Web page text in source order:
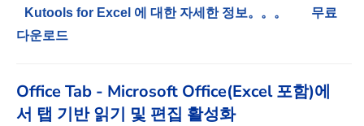
Kutools for Excel 에 대한 자세한 정보。。。
무료
다운로드
Office Tab - Microsoft Office(Excel 포함)에
서 탭 기반 읽기 및 편집 활성화